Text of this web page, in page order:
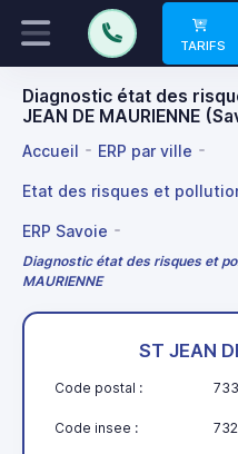
TARIFS
Diagnostic état des
JEAN DE MAURIENNE
Accueil ERP par ville
Etat des risques et
ERP Savoie
Diagnostic état des risques et
MAURIENNE
ST JEAN
Code postal :
Code insee :